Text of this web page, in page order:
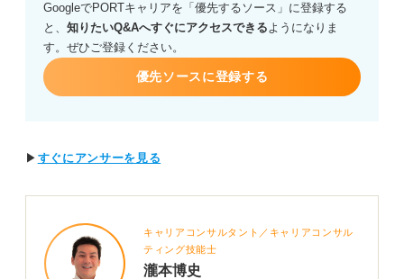
エピソードの盛り込み方についてアドバイスをお願いい
たします。
GoogleでPORTキャリアを「優先するソース」に登録する
と、 知りたいQ&Aへすぐにアクセスできるようになりま
す。ぜひご登録ください。
優先ソースに登録する
▶ すぐにアンサーを見る
キャリアコンサルタント／キャリアコンサル
ティング技能士
瀧本博史